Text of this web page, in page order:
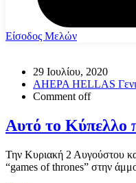
Είσοδος Μελών
29 Ιουλίου, 2020
AHEPA HELLAS
Comment off
Αυτό το Κύπελλο
Την Κυριακή 2 Αυγούστου
“games of thrones” στην